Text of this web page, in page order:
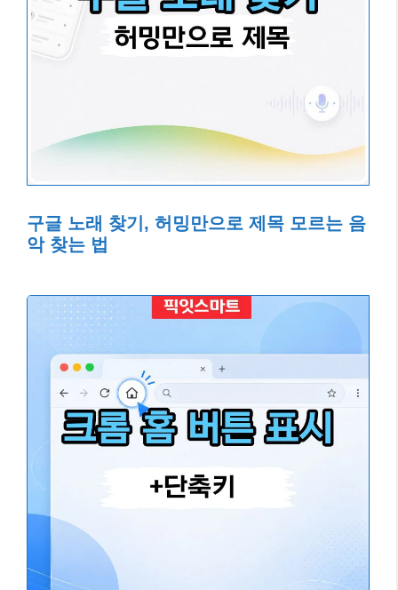
구글 노래 찾기, 허밍만으로 제목 모르는 음
악 찾는 법